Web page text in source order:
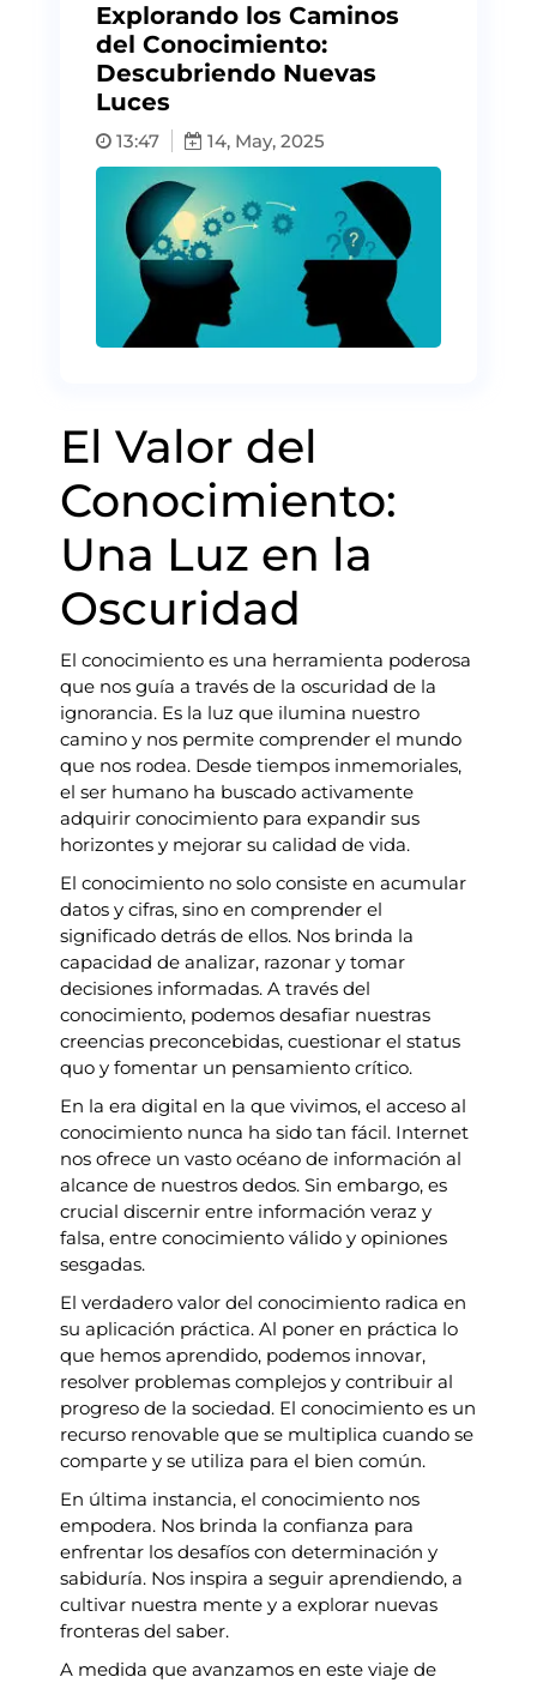
Explorando los Caminos
del Conocimiento:
Descubriendo Nuevas
Luces
13:47 14, May, 2025
El Valor del
Conocimiento:
Una Luz en la
Oscuridad
El conocimiento es una herramienta poderosa
que nos guía a través de la oscuridad de la
ignorancia. Es la luz que ilumina nuestro
camino y nos permite comprender el mundo
que nos rodea. Desde tiempos inmemoriales,
el ser humano ha buscado activamente
adquirir conocimiento para expandir sus
horizontes y mejorar su calidad de vida.
El conocimiento no solo consiste en acumular
datos y cifras, sino en comprender el
significado detrás de ellos. Nos brinda la
capacidad de analizar, razonar y tomar
decisiones informadas. A través del
conocimiento, podemos desafiar nuestras
creencias preconcebidas, cuestionar el status
quo y fomentar un pensamiento crítico.
En la era digital en la que vivimos, el acceso al
conocimiento nunca ha sido tan fácil. Internet
nos ofrece un vasto océano de información al
alcance de nuestros dedos. Sin embargo, es
crucial discernir entre información veraz y
falsa, entre conocimiento válido y opiniones
sesgadas.
El verdadero valor del conocimiento radica en
su aplicación práctica. Al poner en práctica lo
que hemos aprendido, podemos innovar,
resolver problemas complejos y contribuir al
progreso de la sociedad. El conocimiento es un
recurso renovable que se multiplica cuando se
comparte y se utiliza para el bien común.
En última instancia, el conocimiento nos
empodera. Nos brinda la confianza para
enfrentar los desafíos con determinación y
sabiduría. Nos inspira a seguir aprendiendo, a
cultivar nuestra mente y a explorar nuevas
fronteras del saber.
A medida que avanzamos en este viaje de